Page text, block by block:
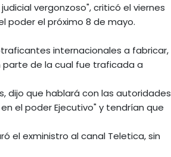
vergonzoso", criticó el viernes
poder el próximo 8 de mayo.
internacionales a fabricar,
de la cual fue traficada a
dijo que hablará con las autoridades
el poder Ejecutivo" y tendrían que
el exministro al canal Teletica, sin